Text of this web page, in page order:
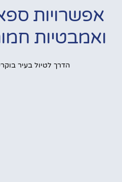
אפשרויות
ואמבטיות
הדרך לטיול בעיר